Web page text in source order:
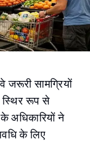
जरूरी सामग्रियों
स्थिर रूप से
अधिकारियों ने
के लिए